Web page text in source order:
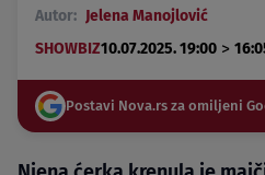
Autor: Jelena Manojlović
SHOWBIZ10.07.2025. 19:00 >
Postavi Nova.rs za omiljeni